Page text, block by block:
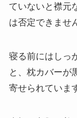
ていないと襟元
は否定できませ
寝る前にはしっ
と、枕カバーが
寄せられていま